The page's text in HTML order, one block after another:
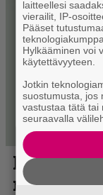
laitteellesi
vierailit, IP-
Pääset
Hylkääminen voi
käytettävyyteen.
Jotkin
suostumusta, jos
vastustaa tätä tai
seuraavalla